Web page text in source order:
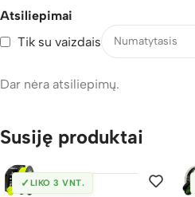
Atsiliepimai
Tik su vaizdais
Dar nėra atsiliepimų.
Susiję produktai
✓ LIKO 3 VNT.